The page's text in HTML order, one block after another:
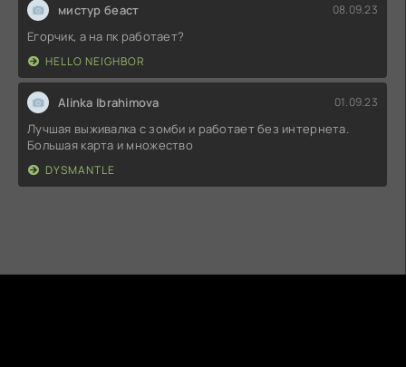
мистур беаст 08.09.23
Егорчик, а на пк работает?
HELLO NEIGHBOR
Alinka Ibrahimova 01.09.23
Лучшая выживалка с зомби и работает без интернета.
Большая карта и множество
DYSMANTLE